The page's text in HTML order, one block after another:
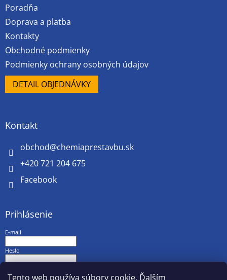
Tento web používa súbory cookie. Ďalším
Poradňa
Doprava a platba
Kontakty
Obchodné podmienky
Podmienky ochrany osobných údajov
DETAIL OBJEDNÁVKY
Kontakt
obchod@chemiaprestavbu.sk
+420 721 204 675
Facebook
Prihlásenie
E-mail
Heslo
PRIHLÁSIŤ SA